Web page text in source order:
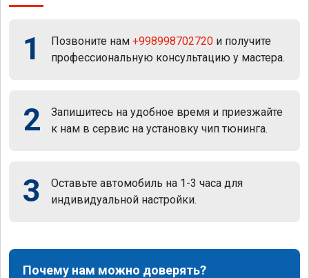
1 Позвоните нам +998998702720 и получите
профессиональную консультацию у мастера.
2
Запишитесь на удобное время и приезжайте
к нам в сервис на установку чип тюнинга.
3
Оставьте автомобиль на 1-3 часа для
индивидуальной настройки.
Почему нам можно доверять?